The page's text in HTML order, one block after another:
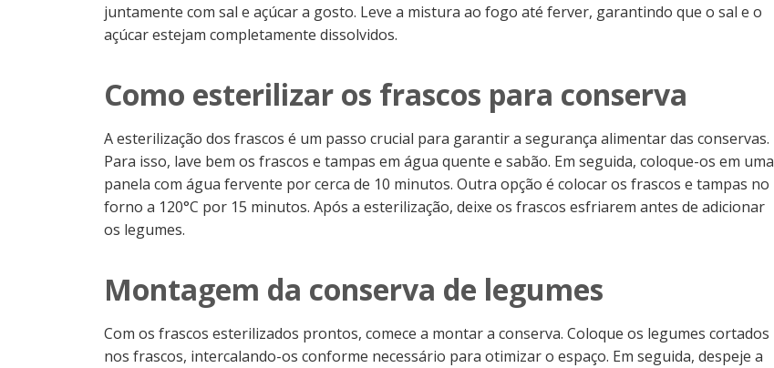
juntamente com sal e açúcar a gosto. Leve a mistura ao fogo até ferver, garantindo que o sal e o
açúcar estejam completamente dissolvidos.
Como esterilizar os frascos para conserva
A esterilização dos frascos é um passo crucial para garantir a segurança alimentar das conservas.
Para isso, lave bem os frascos e tampas em água quente e sabão. Em seguida, coloque-os em uma
panela com água fervente por cerca de 10 minutos. Outra opção é colocar os frascos e tampas no
forno a 120°C por 15 minutos. Após a esterilização, deixe os frascos esfriarem antes de adicionar
os legumes.
Montagem da conserva de legumes
Com os frascos esterilizados prontos, comece a montar a conserva. Coloque os legumes cortados
nos frascos, intercalando-os conforme necessário para otimizar o espaço. Em seguida, despeje a